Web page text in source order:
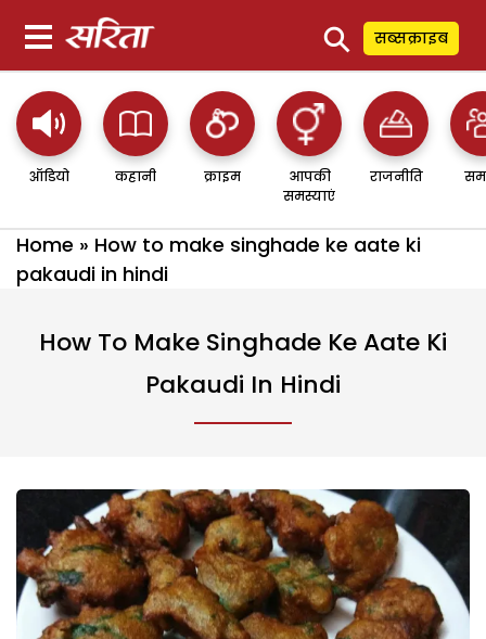
⚲ सब्सक्राइब
ऑडियो कहानी क्राइम
आपकी
समस्याएं
राजनीति
Home » How to make singhade ke aate ki
pakaudi in hindi
How To Make Singhade Ke Aate Ki
Pakaudi In Hindi